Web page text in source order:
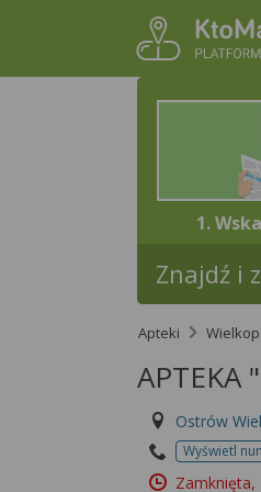
1.
Znajdź i
Apteki
APTEKA
Ostrów
Wyświetl